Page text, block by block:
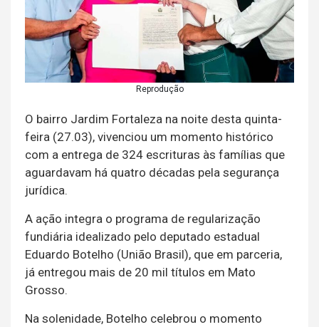
Reprodução
O bairro Jardim Fortaleza na noite desta quinta-
feira (27.03), vivenciou um momento histórico
com a entrega de 324 escrituras às famílias que
aguardavam há quatro décadas pela segurança
jurídica.
A ação integra o programa de regularização
fundiária idealizado pelo deputado estadual
Eduardo Botelho (União Brasil), que em parceria,
já entregou mais de 20 mil títulos em Mato
Grosso.
Na solenidade, Botelho celebrou o momento